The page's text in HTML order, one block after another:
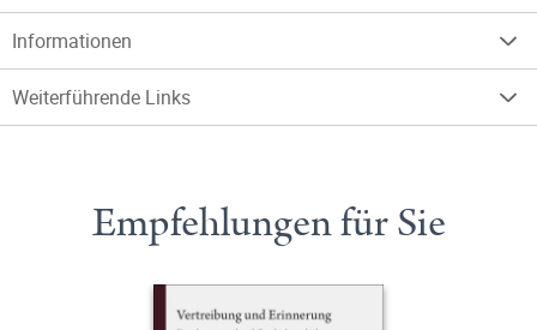
Informationen
Weiterführende Links
Empfehlungen für Sie